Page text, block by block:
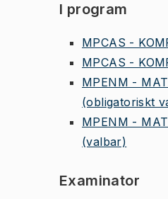
I program
MPCAS -
MPCAS -
MPENM -
(obligatoriskt
MPENM -
(valbar)
Examinator